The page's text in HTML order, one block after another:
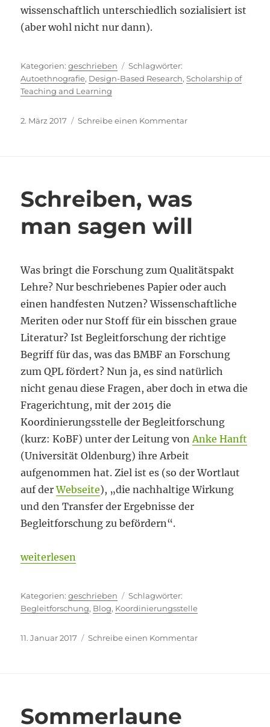
wissenschaftlich unterschiedlich sozialisiert ist
(aber wohl nicht nur dann).
Kategorien
geschrieben
Autoethnografie, Design-Based Research,Scholarship of
Teaching and Learning
Veröffentlicht
2. März 2017 Schreibe einen Kommentarzu
Schreiben, was
man sagen will
Was bringt die Forschung zum Qualitätspakt
Lehre? Nur beschriebenes Papier oder auch
einen handfesten Nutzen? Wissenschaftliche
Meriten oder nur Stoff für ein bisschen graue
Literatur? Ist Begleitforschung der richtige
Begriff für das, was das BMBF an Forschung
zum QPL fördert? Nun ja, es sind natürlich
nicht genau diese Fragen, aber doch in etwa die
Fragerichtung, mit der 2015 die
Koordinierungsstelle der Begleitforschung
(kurz: KoBF) unter der Leitung vonAnke Hanft
(Universität Oldenburg) ihre Arbeit
aufgenommen hat. Ziel ist es (so der Wortlaut
auf derWebseite), „die nachhaltige Wirkung
und den Transfer der Ergebnisse der
Begleitforschung zu befördern“.
„Schreiben, was man sagen will“
weiterlesen
Kategorien
geschrieben
Begleitforschung, Blog, Koordinierungsstelle
Veröffentlicht
11. Januar 2017 Schreibe einen Kommentarzu
Sommerlaune